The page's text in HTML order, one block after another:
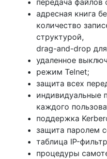
передача файлов
адресная книга
количество
структурой,
drag-and-drop
удаленное
режим Telnet;
защита всех
индивидуальные
каждого
поддержка
защита паролем
таблица IP-
процедуры